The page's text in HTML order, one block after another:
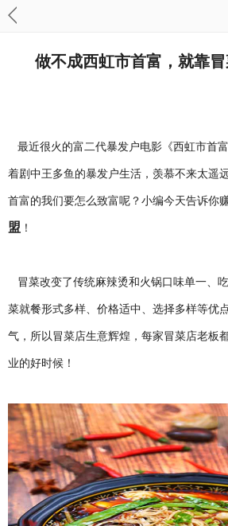
做不成西虹市首富，就靠冒
最近很火的富二代暴发户电影《西虹市首
着剧中王多鱼的暴发户生活，羡慕不来太遥
首富的我们要怎么致富呢？小编今天告诉你
盟 ！
冒菜改变了传统麻辣烫和火锅口味单一、
菜就餐形式多样、价格适中、选择多样等优
气，所以冒菜店生意辉煌，每家冒菜店老板
业的好时候！